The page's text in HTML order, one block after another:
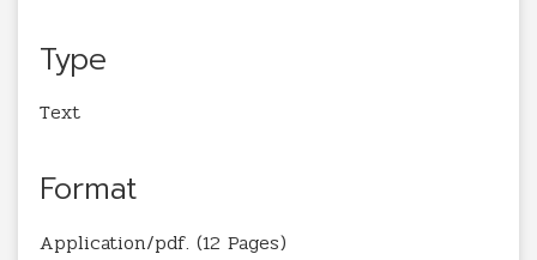
Type
Text
Format
Application/pdf. (12 Pages)